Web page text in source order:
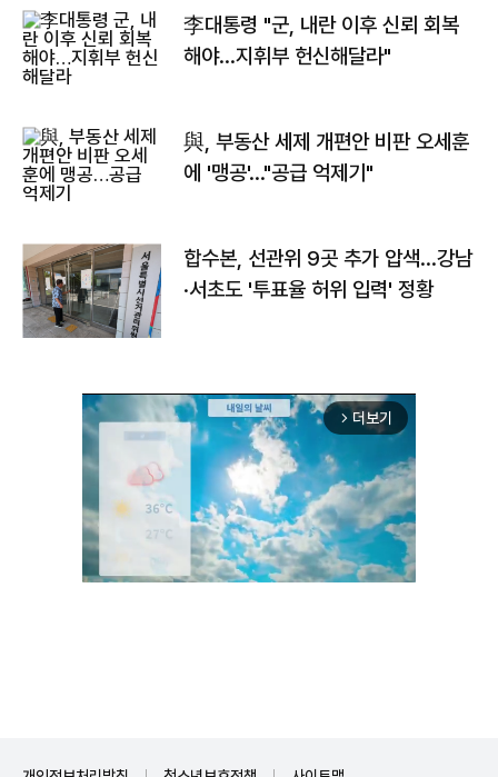
李대통령 "군, 내란 이후 신뢰 회복
해야…지휘부 헌신해달라"
與, 부동산 세제 개편안 비판 오세훈
에 '맹공'…"공급 억제기"
합수본, 선관위 9곳 추가 압색…강남
·서초도 '투표율 허위 입력' 정황
arrow_forward_ios 더보기